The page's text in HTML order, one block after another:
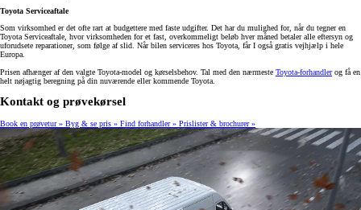
Toyota Serviceaftale
Som virksomhed er det ofte rart at budgettere med faste udgifter. Det har du mulighed for, når du tegner en
Toyota Serviceaftale, hvor virksomheden for et fast, overkommeligt beløb hver måned betaler alle eftersyn og
uforudsete reparationer, som følge af slid. Når bilen serviceres hos Toyota, får I også gratis vejhjælp i hele
Europa.
Prisen afhænger af den valgte Toyota-model og kørselsbehov. Tal med den nærmeste Toyota-forhandlerog få en
helt nøjagtig beregning på din nuværende eller kommende Toyota.
Kontakt og prøvekørsel
Book en prøvetur » Byg & se pris » Find forhandler » Prislister & brochurer »